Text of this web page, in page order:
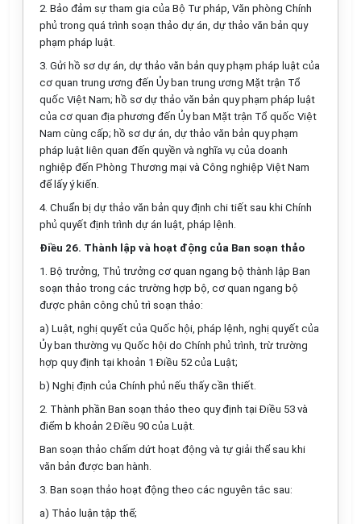
2. Bảo đảm sự tham gia của Bộ Tư pháp, Văn phòng Chính
phủ trong quá trình soạn thảo dự án, dự thảo văn bản quy
phạm pháp luật.
3. Gửi hồ sơ dự án, dự thảo văn bản quy phạm pháp luật của
cơ quan trung ương đến Ủy ban trung ương Mặt trận Tổ
quốc Việt Nam; hồ sơ dự thảo văn bản quy phạm pháp luật
của cơ quan địa phương đến Ủy ban Mặt trận Tổ quốc Việt
Nam cùng cấp; hồ sơ dự án, dự thảo văn bản quy phạm
pháp luật liên quan đến quyền và nghĩa vụ của doanh
nghiệp đến Phòng Thương mại và Công nghiệp Việt Nam
để lấy ý kiến.
4. Chuẩn bị dự thảo văn bản quy định chi tiết sau khi Chính
phủ quyết định trình dự án luật, pháp lệnh.
Điều 26. Thành lập và hoạt động của Ban soạn thảo
1. Bộ trưởng, Thủ trưởng cơ quan ngang bộ thành lập Ban
soạn thảo trong các trường hợp bộ, cơ quan ngang bộ
được phân công chủ trì soạn thảo:
a) Luật, nghị quyết của Quốc hội, pháp lệnh, nghị quyết của
Ủy ban thường vụ Quốc hội do Chính phủ trình, trừ trường
hợp quy định tại khoản 1 Điều 52 của Luật;
b) Nghị định của Chính phủ nếu thấy cần thiết.
2. Thành phần Ban soạn thảo theo quy định tại Điều 53 và
điểm b khoản 2 Điều 90 của Luật.
Ban soạn thảo chấm dứt hoạt động và tự giải thể sau khi
văn bản được ban hành.
3. Ban soạn thảo hoạt động theo các nguyên tắc sau:
a) Thảo luận tập thể;